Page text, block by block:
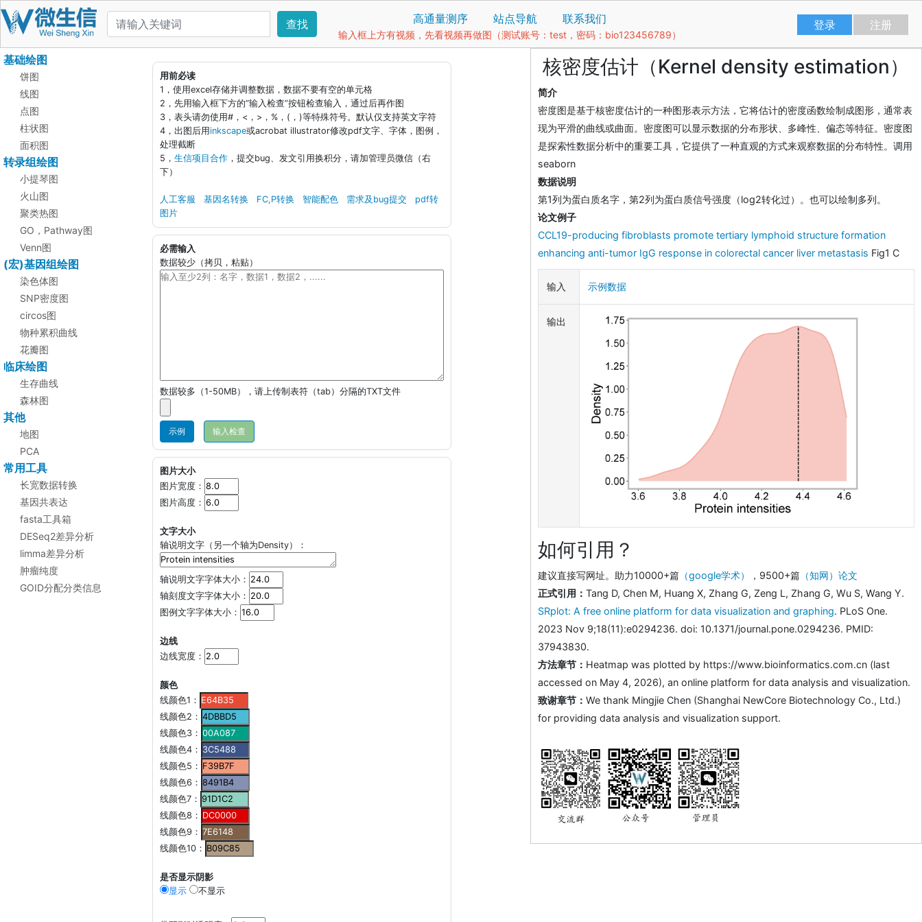
查找 高通量测序 站点导航 联系我们
输入框上方有视频，先看视频再做图（测试账号：test，密码：bio123456789）
注册
登录
基础绘图
饼图
线图
点图
柱状图
面积图
转录组绘图
小提琴图
火山图
聚类热图
GO，Pathway图
Venn图
(宏)基因组绘图
染色体图
SNP密度图
circos图
物种累积曲线
花瓣图
临床绘图
生存曲线
森林图
其他
地图
PCA
常用工具
长宽数据转换
基因共表达
fasta工具箱
DESeq2差异分析
limma差异分析
肿瘤纯度
GOID分配分类信息
用前必读
1，使用excel存储并调整数据，数据不要有空的单元格
2，先用输入框下方的“输入检查”按钮检查输入，通过后再作图
3，表头请勿使用#，<，>，%，(，)等特殊符号。默认仅支持英文字符
4，出图后用inkscape或acrobat illustrator修改pdf文字、字体，图例，
处理截断
5， 生信项目合作，提交bug、发文引用换积分，请加管理员微信（右
下）
人工客服 基因名转换 FC,P转换 智能配色 需求及bug提交
pdf转
图片
必需输入
数据较少（拷贝，粘贴）
数据较多（1-50MB），请上传制表符（tab）分隔的TXT文件
示例
图片大小
图片宽度：
图片高度：
文字大小
轴说明文字（另一个轴为Density）：
轴说明文字字体大小：
轴刻度文字字体大小：
图例文字字体大小：
边线
边线宽度：
颜色
线颜色1：
线颜色2：
线颜色3：
线颜色4：
线颜色5：
线颜色6：
线颜色7：
线颜色8：
线颜色9：
线颜色10：
是否显示阴影
显示
不显示
核密度估计（Kernel density estimation）
简介
密度图是基于核密度估计的一种图形表示方法，它将估计的密度函数绘制成图形，通常表
现为平滑的曲线或曲面。密度图可以显示数据的分布形状、多峰性、偏态等特征。密度图
是探索性数据分析中的重要工具，它提供了一种直观的方式来观察数据的分布特性。调用
seaborn
数据说明
第1列为蛋白质名字，第2列为蛋白质信号强度（log2转化过）。也可以绘制多列。
论文例子
CCL19-producing fibroblasts promote tertiary lymphoid structure formation
enhancing anti-tumor IgG response in colorectal cancer liver metastasis Fig1 C
输入 示例数据
输出
如何引用？
建议直接写网址。助力10000+篇（google学术） ，9500+篇（知网）论文
正式引用： Tang D, Chen M, Huang X, Zhang G, Zeng L, Zhang G, Wu S, Wang Y.
SRplot: A free online platform for data visualization and graphing. PLoS One.
2023 Nov 9;18(11):e0294236. doi: 10.1371/journal.pone.0294236. PMID:
37943830.
方法章节： Heatmap was plotted by https://www.bioinformatics.com.cn (last
accessed on May 4, 2026), an online platform for data analysis and visualization.
致谢章节： We thank Mingjie Chen (Shanghai NewCore Biotechnology Co., Ltd.)
for providing data analysis and visualization support.